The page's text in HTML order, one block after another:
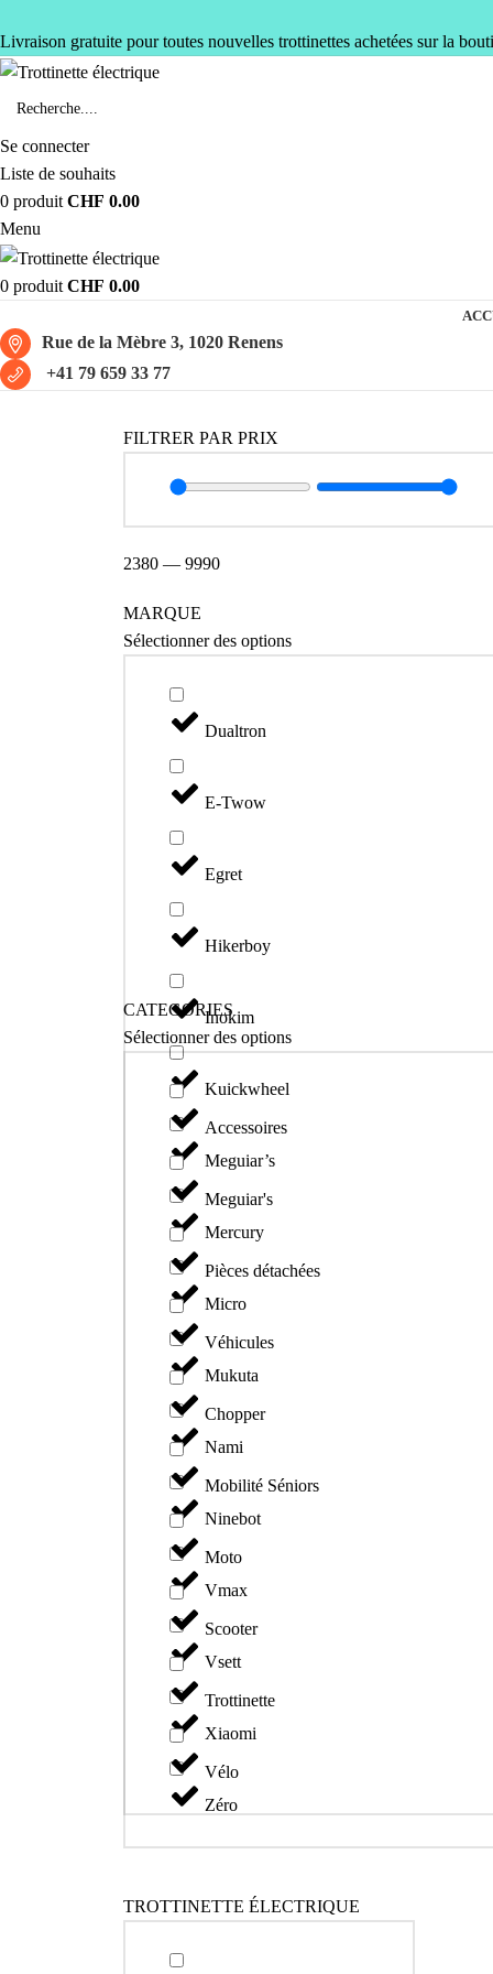
Livraison gratuite pour toutes nouvelles trottinettes achetées sur la
Se connecter
Liste de souhaits
0 produit CHF 0.00
Menu
0 produit CHF 0.00
Rue de la Mèbre 3, 1020 Renens
+41 79 659 33 77
FILTRER PAR PRIX
2380 — 9990
MARQUE
Sélectionner des options
Dualtron
E-Twow
Egret
Hikerboy
Inokim
Kuickwheel
Meguiar’s
Mercury
Micro
Mukuta
Nami
Ninebot
Vmax
Vsett
Xiaomi
Zéro
CATEGORIES
Sélectionner des options
Accessoires
Meguiar's
Pièces détachées
Véhicules
Chopper
Mobilité Séniors
Moto
Scooter
Trottinette
Vélo
TROTTINETTE ÉLECTRIQUE